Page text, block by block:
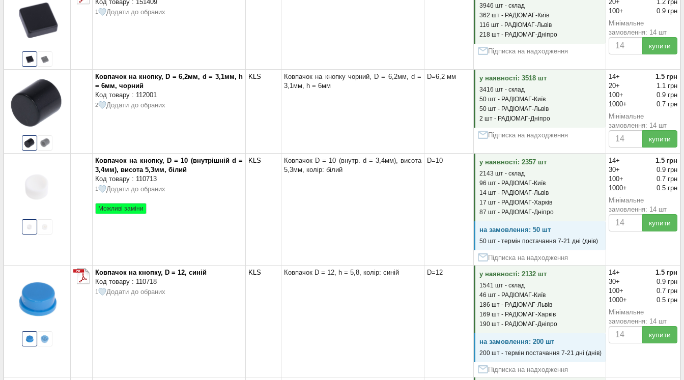
Код товару : 151409
1 Додати до обраних
3946 шт - склад
362 шт - РАДІОМАГ-Київ
116 шт - РАДІОМАГ-Львів
218 шт - РАДІОМАГ-Дніпро
Підписка на надходження
20+
1.2 грн
100+
0.9 грн
Мінімальне
замовлення: 14 шт
купити
Ковпачок на кнопку, D = 6,2мм, d = 3,1мм, h
= 6мм, чорний
Код товару : 112001
2 Додати до обраних
KLS
Ковпачок на кнопку чорний, D = 6,2мм, d =
3,1мм, h = 6мм
D=6,2 мм у наявності: 3518 шт
3416 шт - склад
50 шт - РАДІОМАГ-Київ
50 шт - РАДІОМАГ-Львів
2 шт - РАДІОМАГ-Дніпро
Підписка на надходження
14+
1.5 грн
20+
1.1 грн
100+
0.9 грн
1000+
0.7 грн
Мінімальне
замовлення: 14 шт
купити
Ковпачок на кнопку, D = 10 (внутрішній d =
3,4мм), висота 5,3мм, білий
Код товару : 110713
1 Додати до обраних
Можливі заміни
KLS
Ковпачок D = 10 (внутр. d = 3,4мм), висота
5,3мм, колір: білий
D=10 у наявності: 2357 шт
2143 шт - склад
96 шт - РАДІОМАГ-Київ
14 шт - РАДІОМАГ-Львів
17 шт - РАДІОМАГ-Харків
87 шт - РАДІОМАГ-Дніпро
на замовлення: 50 шт
50 шт - термін постачання 7-21 дні (днів)
Підписка на надходження
14+
1.5 грн
30+
0.9 грн
100+
0.7 грн
1000+
0.5 грн
Мінімальне
замовлення: 14 шт
купити
Ковпачок на кнопку, D = 12, синій
Код товару : 110718
1 Додати до обраних
KLS Ковпачок D = 12, h = 5,8, колір: синій D=12 у наявності: 2132 шт
1541 шт - склад
46 шт - РАДІОМАГ-Київ
186 шт - РАДІОМАГ-Львів
169 шт - РАДІОМАГ-Харків
190 шт - РАДІОМАГ-Дніпро
на замовлення: 200 шт
200 шт - термін постачання 7-21 дні (днів)
Підписка на надходження
14+
1.5 грн
30+
0.9 грн
100+
0.7 грн
1000+
0.5 грн
Мінімальне
замовлення: 14 шт
купити